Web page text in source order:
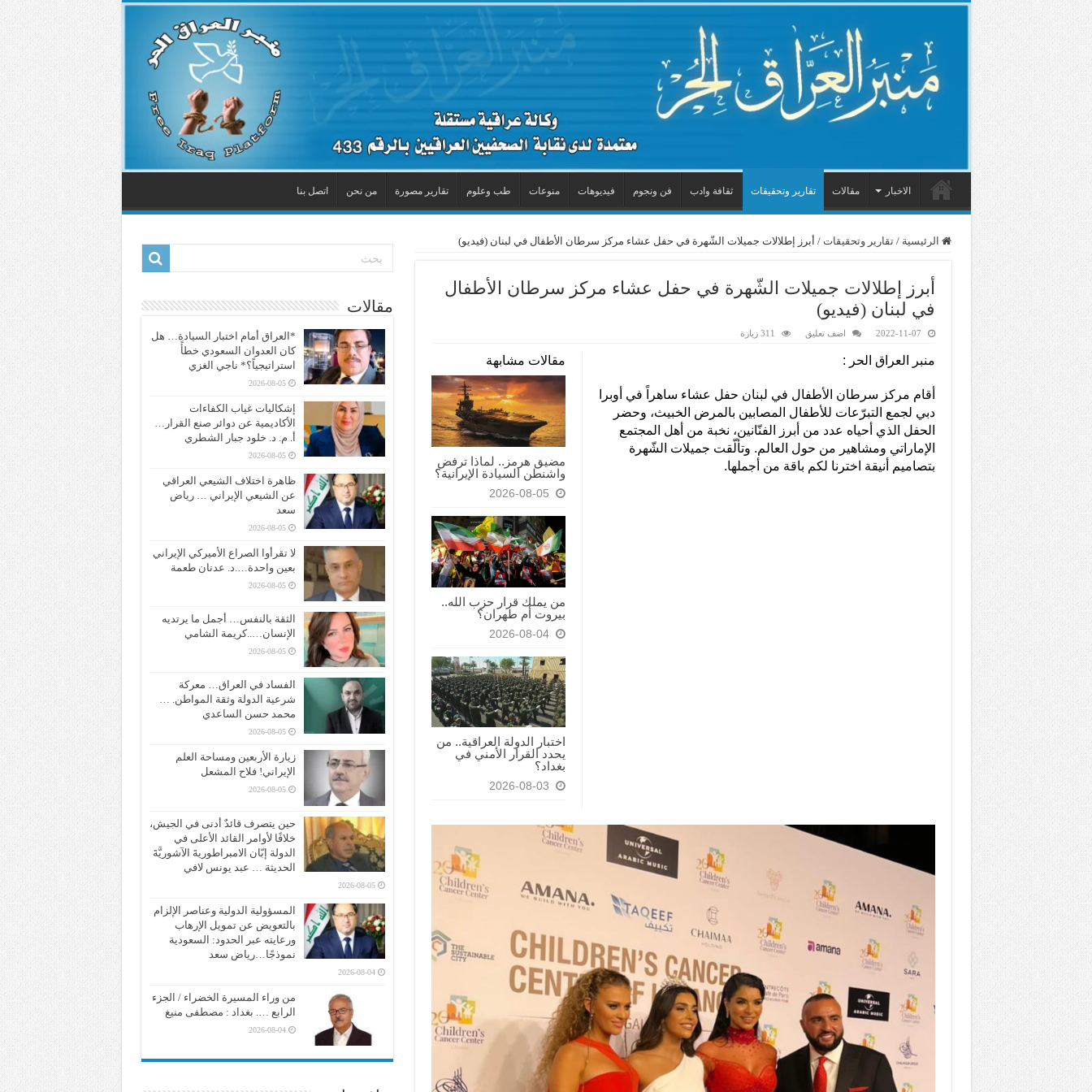
الاخبار مقالات تقارير وتحقيقات ثقافة وادب فن ونجوم فيديوهات منوعات طب وعلوم تقارير مصورة من نحن اتصل بنا
الرئيسية / تقارير وتحقيقات / أبرز إطلالات جميلات الشّهرة في حفل عشاء مركز سرطان الأطفال في لبنان (فيديو)
أبرز إطلالات جميلات الشّهرة في حفل عشاء مركز سرطان الأطفال
في لبنان (فيديو)
2022-11-07 اضف تعليق 311 زيارة
مقالات مشابهة
مضيق هرمز.. لماذا ترفض
واشنطن السيادة الإيرانية؟
2026-08-05
من يملك قرار حزب الله..
بيروت أم طهران؟
2026-08-04
اختبار الدولة العراقية.. من
يحدد القرار الأمني في
بغداد؟
2026-08-03
منبر العراق الحر :
أقام مركز سرطان الأطفال في لبنان حفل عشاء ساهراً في أوبرا
دبي لجمع التبرّعات للأطفال المصابين بالمرض الخبيث، وحضر
الحفل الذي أحياه عدد من أبرز الفنّانين، نخبة من أهل المجتمع
الإماراتي ومشاهير من حول العالم. وتألّقت جميلات الشّهرة
بتصاميم أنيقة اخترنا لكم باقة من أجملها.
مقالات
*العراق أمام اختبار السيادة… هل
كان العدوان السعودي خطأً
استراتيجياً؟* ناجي الغزي
2026-08-05
إشكاليات غياب الكفاءات
الأكاديمية عن دوائر صنع القرار…
أ. م. د. خلود جبار الشطري
2026-08-05
ظاهرة اختلاف الشيعي العراقي
عن الشيعي الإيراني … رياض
سعد
2026-08-05
لا تقرأوا الصراع الأميركي الإيراني
بعين واحدة….د. عدنان طعمة
2026-08-05
الثقة بالنفس… أجمل ما يرتديه
الإنسان…..كريمة الشامي
2026-08-05
الفساد في العراق… معركة
شرعية الدولة وثقة المواطن. …
محمد حسن الساعدي
2026-08-05
زيارة الأربعين ومساحة العلم
الإيراني! فلاح المشعل
2026-08-05
حين يتصرف قائدٌ أدنى في الجيش،
خلافًا لأوامر القائد الأعلى في
الدولة إبّان الامبراطوريةَ الآشوريَّةَ
الحديثة … عبد يونس لافي
2026-08-05
المسؤولية الدولية وعناصر الإلزام
بالتعويض عن تمويل الإرهاب
ورعايته عبر الحدود: السعودية
نموذجًا…رياض سعد
2026-08-04
من وراء المسيرة الخضراء / الجزء
الرابع …. بغداد : مصطفى منيغ
2026-08-04